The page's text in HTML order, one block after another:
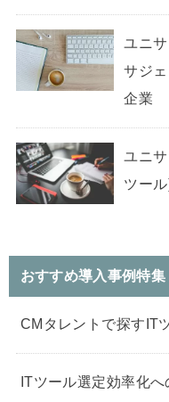
ユニ
サジ
企業
ユニ
ツー
おすすめ導入事例特集
CMタレントで探すIT
ITツール選定効率化へ